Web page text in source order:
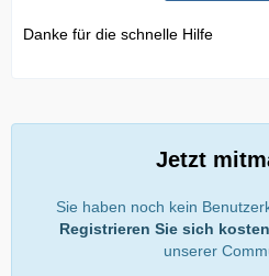
Danke für die schnelle Hilfe
Jetzt
Sie haben noch kein
Registrieren Sie sich
unserer